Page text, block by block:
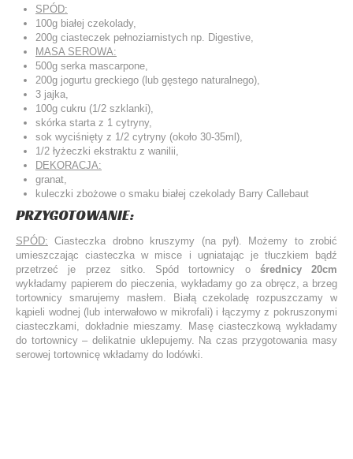
SPÓD:
100g białej czekolady,
200g ciasteczek pełnoziarnistych np. Digestive,
MASA SEROWA:
500g serka mascarpone,
200g jogurtu greckiego (lub gęstego naturalnego),
3 jajka,
100g cukru (1/2 szklanki),
skórka starta z 1 cytryny,
sok wyciśnięty z 1/2 cytryny (około 30-35ml),
1/2 łyżeczki ekstraktu z wanilii,
DEKORACJA:
granat,
kuleczki zbożowe o smaku białej czekolady Barry Callebaut
PRZYGOTOWANIE:
SPÓD: Ciasteczka drobno kruszymy (na pył). Możemy to zrobić
umieszczając ciasteczka w misce i ugniatając je tłuczkiem bądź
przetrzeć je przez sitko. Spód tortownicy o średnicy 20cm
wykładamy papierem do pieczenia, wykładamy go za obręcz, a brzeg
tortownicy smarujemy masłem. Białą czekoladę rozpuszczamy w
kąpieli wodnej (lub interwałowo w mikrofali) i łączymy z pokruszonymi
ciasteczkami, dokładnie mieszamy. Masę ciasteczkową wykładamy
do tortownicy – delikatnie uklepujemy. Na czas przygotowania masy
serowej tortownicę wkładamy do lodówki.